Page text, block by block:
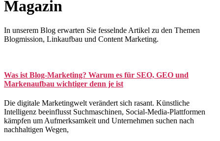
Magazin
In unserem Blog erwarten Sie fesselnde Artikel zu den Themen
Blogmission, Linkaufbau und Content Marketing.
Was ist Blog-Marketing? Warum es für SEO, GEO und
Markenaufbau wichtiger denn je ist
Die digitale Marketingwelt verändert sich rasant. Künstliche
Intelligenz beeinflusst Suchmaschinen, Social-Media-Plattformen
kämpfen um Aufmerksamkeit und Unternehmen suchen nach
nachhaltigen Wegen,